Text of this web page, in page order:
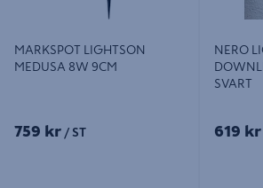
MARKSPOT LIGHTSON
MEDUSA 8W 9CM
759 kr / ST
NERO
SVART
619 kr